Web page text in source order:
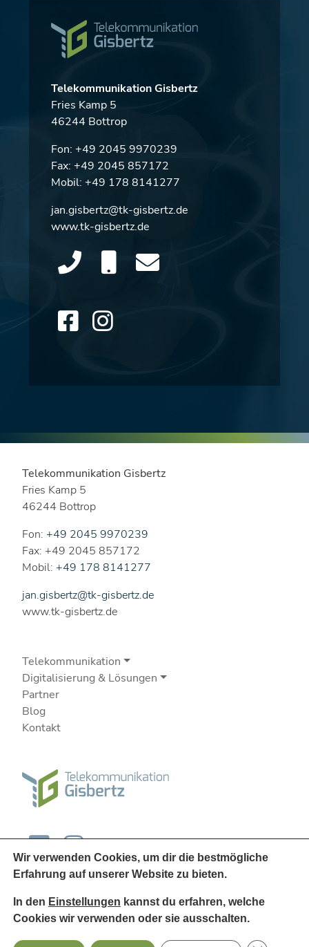
Telekommunikation Gisbertz
Fries Kamp 5
46244 Bottrop
Fon: +49 2045 9970239
Fax: +49 2045 857172
Mobil: +49 178 8141277
jan.gisbertz@tk-gisbertz.de
www.tk-gisbertz.de
Telekommunikation Gisbertz
Fries Kamp 5
46244 Bottrop
Fon: +49 2045 9970239
Fax: +49 2045 857172
Mobil: +49 178 8141277
jan.gisbertz@tk-gisbertz.de
www.tk-gisbertz.de
Telekommunikation
Digitalisierung & Lösungen
Partner
Blog
Kontakt
© 2026Telekommunikation Gisbertz
Wir verwenden Cookies, um dir die bestmögliche
Erfahrung auf unserer Website zu bieten.
In den Einstellungen kannst du erfahren, welche
Cookies wir verwenden oder sie ausschalten.